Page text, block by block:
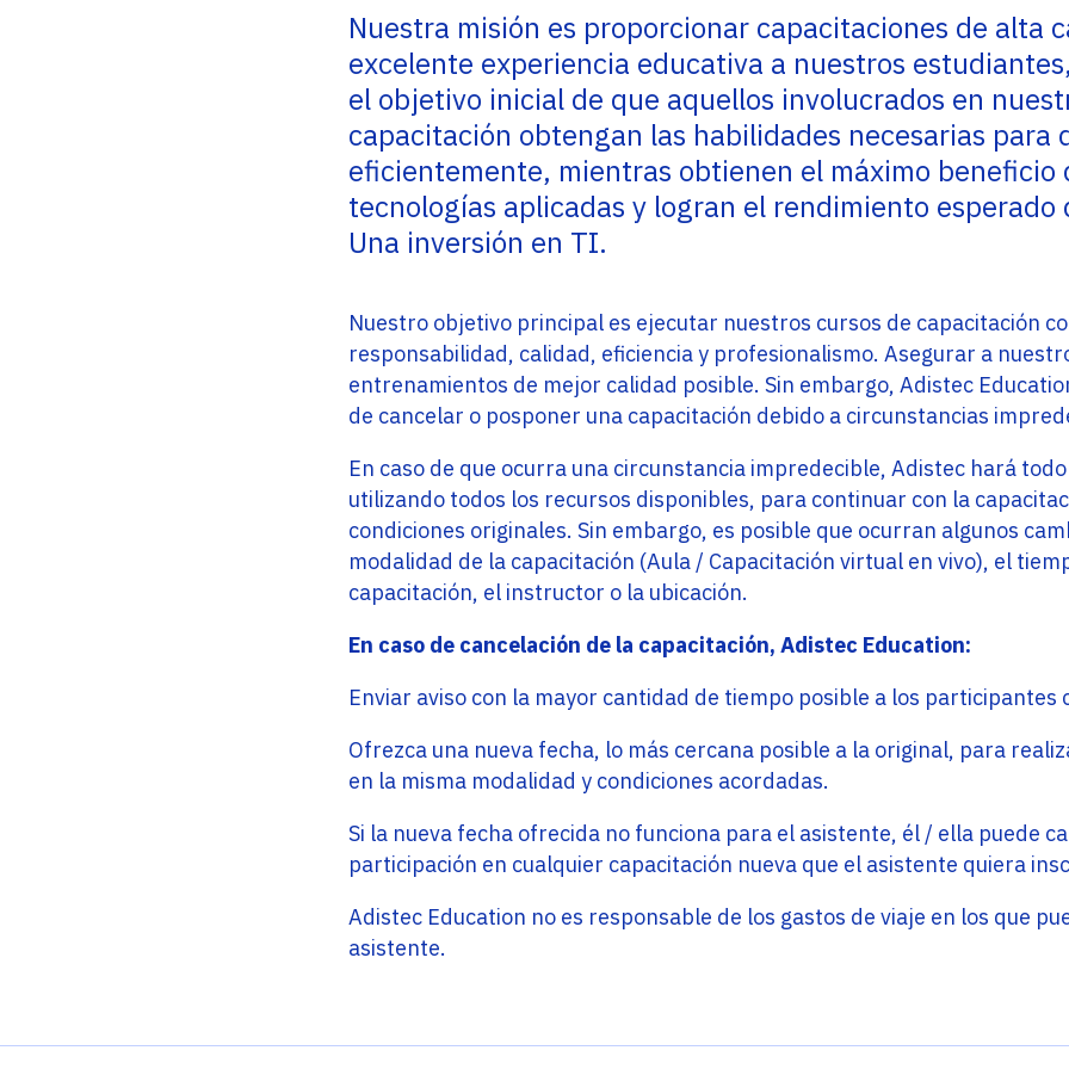
Programs
Adistec Service Providers Programs (ASPP)
ofrece programas específicos para
proveedores de servicios basados en el
modelo de suscripción mensual.
Cloud
Adistec Enterprise Cloud (AEC) es la Unidad de
Negocio encargada de entregar servicios en
modalidad de Nube permitiendo ofrecer
soluciones de pago por uso mensual.
SABER MÁS LABS
BeApps
BeApps es nuestro servicio de consultoría de
implementación de Oracle Netsuite a nivel
regional, con un equipo de profesionales
altamente capacitados y con amplia
SABER MÁS
Con sede en Miami, EE. UU., Adistec tiene
operaciones locales en 17 países de América
Latina, con más de 300 empleados.
Lea las últimas noticias y conozca lo que está
sucediendo en el mercado de TI en todos los
países donde Adistec tiene presencia.
SABER MÁS
Nuestra misión es proporcionar capacitaciones de alta
excelente experiencia educativa a nuestros
el objetivo inicial de que aquellos involucrados en
capacitación obtengan las habilidades necesarias para
eficientemente, mientras obtienen el máximo beneficio
tecnologías aplicadas y logran el rendimiento esperado
Una inversión en TI.
Nuestro objetivo principal es ejecutar nuestros cursos de capacitación
responsabilidad, calidad, eficiencia y profesionalismo. Asegurar a
entrenamientos de mejor calidad posible. Sin embargo, Adistec
de cancelar o posponer una capacitación debido a circunstancias
En caso de que ocurra una circunstancia impredecible, Adistec hará
utilizando todos los recursos disponibles, para continuar con la
condiciones originales. Sin embargo, es posible que ocurran algunos
modalidad de la capacitación (Aula / Capacitación virtual en vivo), el
capacitación, el instructor o la ubicación.
En caso de cancelación de la capacitación, Adistec Education:
Enviar aviso con la mayor cantidad de tiempo posible a los participantes
Ofrezca una nueva fecha, lo más cercana posible a la original, para
en la misma modalidad y condiciones acordadas.
Si la nueva fecha ofrecida no funciona para el asistente, él / ella puede
participación en cualquier capacitación nueva que el asistente quiera
Adistec Education no es responsable de los gastos de viaje en los que
asistente.